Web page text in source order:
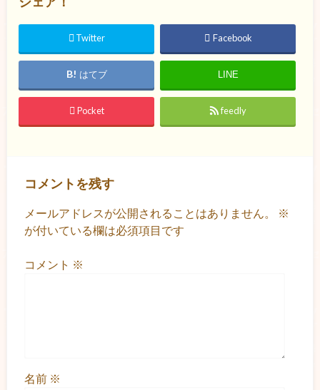
Twitter Facebook
はてブ LINE
Pocket feedly
コメントを残す
メールアドレスが公開されることはありません。
※
が付いている欄は必須項目です
コメント ※
名前 ※